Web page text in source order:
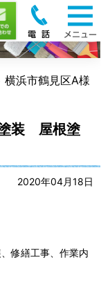
横浜市鶴見区A様
装 屋根塗
2020年04月18日
修繕工事、作業内